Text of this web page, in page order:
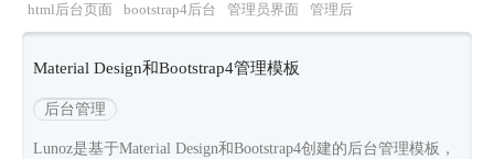
html后台页面 bootstrap4后台 管理员界面
管理后
台
lunoz
Material Design和Bootstrap4管理模板
后台管理
Lunoz是基于Material Design和Bootstrap4创建的后台管理模板，